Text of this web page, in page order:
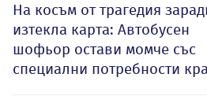
На косъм от трагедия
изтекла карта: Автобусен
шофьор остави момче със
специални потребности